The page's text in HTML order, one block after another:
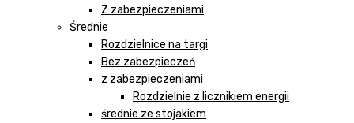
Z zabezpieczeniami
Średnie
Rozdzielnice na targi
Bez zabezpieczeń
z zabezpieczeniami
Rozdzielnie z licznikiem energii
średnie ze stojakiem